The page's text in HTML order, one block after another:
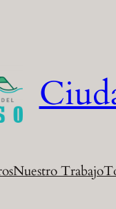
Nuestro Trabajo